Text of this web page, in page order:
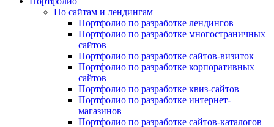
По сайтам и лендингам
Портфолио по разработке лендингов
Портфолио по разработке многостраничных
сайтов
Портфолио по разработке сайтов-визиток
Портфолио по разработке корпоративных
сайтов
Портфолио по разработке квиз-сайтов
Портфолио по разработке интернет-
магазинов
Портфолио по разработке сайтов-каталогов